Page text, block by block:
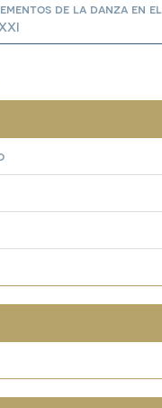
de la danza en el